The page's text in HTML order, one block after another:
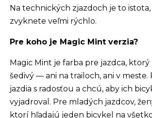
Na technických zjazdoch je to
zvyknete veľmi rýchlo.
Pre koho je Magic Mint verzia?
Magic Mint je farba pre jazdca,
šedivý — ani na trailoch, ani v meste.
jazdia s radosťou a chcú, aby ich
vyjadroval. Pre mladých jazdcov,
ktorí hľadajú jeden bicykel na